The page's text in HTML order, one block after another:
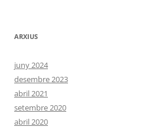
ARXIUS
juny 2024
desembre 2023
abril 2021
setembre 2020
abril 2020